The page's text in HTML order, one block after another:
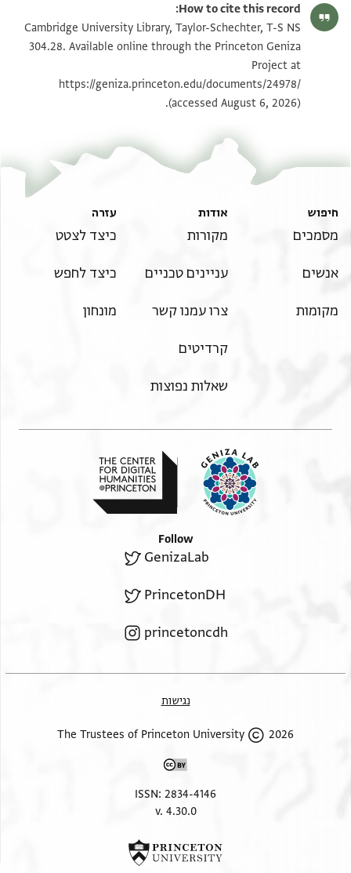
T-S NS 304.28 1v הגדל וסובב
תנאי היתר שימוש בתצלום
How to cite this record:
Cambridge University Library, Taylor-Schechter, T-S NS
304.28. Available online through the Princeton Geniza
Project at
https://geniza.princeton.edu/documents/24978/
(accessed August 6, 2026).
חיפוש
מסמכים
אנשים
מקומות
אודות
מקורות
עניינים טכניים
צרו עמנו קשר
קרדיטים
שאלות נפוצות
עזרה
כיצד לצטט
כיצד לחפש
מונחון
Follow
GenizaLab
PrincetonDH
princetoncdh
נגישות
2026 The Trustees of Princeton University
ISSN: 2834-4146
v. 4.30.0